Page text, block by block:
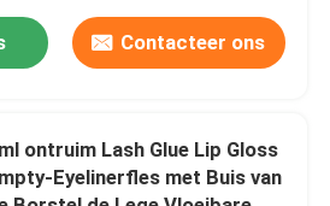
lucht Contacteer ons
ontruim Lash Glue Lip Gloss
Eyelinerfles met Buis van